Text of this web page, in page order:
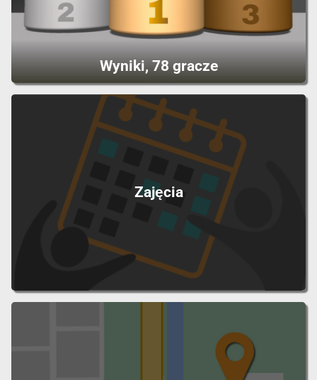
Wyniki, 78 gracze
Zajęcia